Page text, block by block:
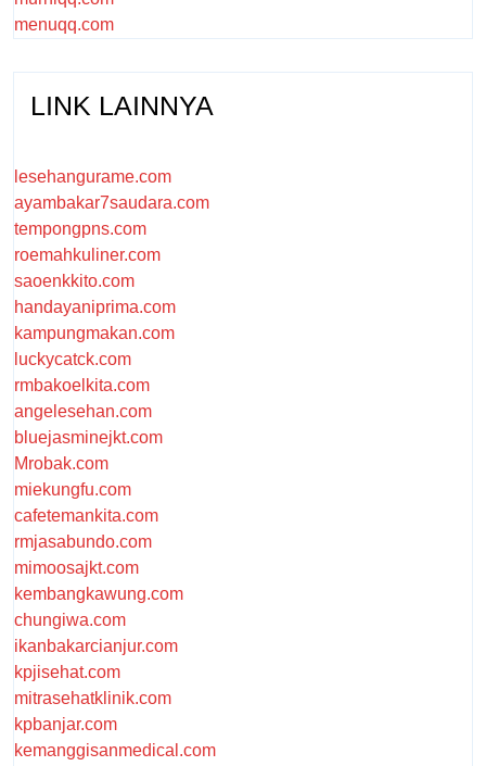
menuqq.com
LINK LAINNYA
lesehangurame.com
ayambakar7saudara.com
tempongpns.com
roemahkuliner.com
saoenkkito.com
handayaniprima.com
kampungmakan.com
luckycatck.com
rmbakoelkita.com
angelesehan.com
bluejasminejkt.com
Mrobak.com
miekungfu.com
cafetemankita.com
rmjasabundo.com
mimoosajkt.com
kembangkawung.com
chungiwa.com
ikanbakarcianjur.com
kpjisehat.com
mitrasehatklinik.com
kpbanjar.com
kemanggisanmedical.com